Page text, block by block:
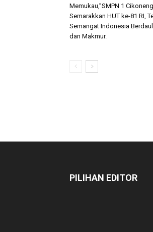
Memukau,”SMPN 1 Cikoneng
Semarakkan HUT ke-81 RI,
Semangat Indonesia
dan Makmur.
PILIHAN EDITOR